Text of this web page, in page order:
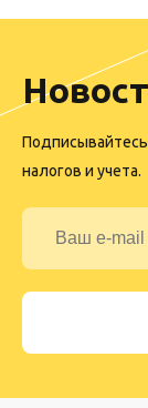
налогов и учета.